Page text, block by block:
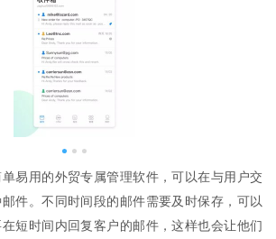
易用的外贸专属管理软件，可以在与用户交
件。不同时间段的邮件需要及时保存，可以
短时间内回复客户的邮件，这样也会让他们